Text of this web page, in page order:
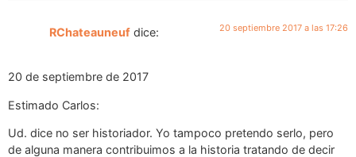
RChateauneuf dice: 20 septiembre 2017 a las 17:26
20 de septiembre de 2017
Estimado Carlos:
Ud. dice no ser historiador. Yo tampoco pretendo serlo, pero
de alguna manera contribuimos a la historia tratando de decir